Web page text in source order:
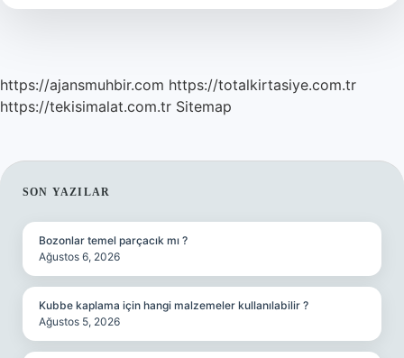
https://ajansmuhbir.com https://totalkirtasiye.com.tr
https://tekisimalat.com.tr Sitemap
SIDEBAR
SON YAZILAR
Bozonlar temel parçacık mı ?
Ağustos 6, 2026
Kubbe kaplama için hangi malzemeler kullanılabilir ?
Ağustos 5, 2026